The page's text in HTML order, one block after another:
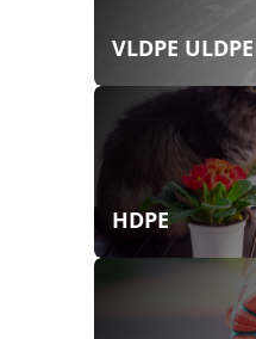
VLDPE ULDPE
HDPE